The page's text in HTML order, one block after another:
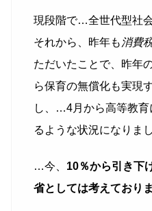
現段階で…全世代型社
それから、昨年も 消費
ただいたことで、昨年
ら保育の無償化も実現
し、…4月から高等教育
るような状況になりまし
…今、 10％から引き下
省としては考えており